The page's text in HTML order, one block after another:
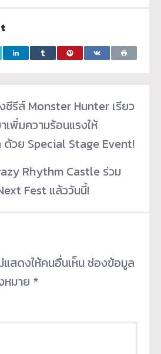
ซีรีส์ Monster Hunter เรียว
เพิ่มความร้อนแรงให้
ด้วย Special Stage Event!
Rhythm Castle ร่วม
Fest แล้ววันนี้!
สดงให้คนอื่นเห็น ช่องข้อมูล
หมาย *